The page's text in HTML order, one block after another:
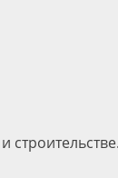
строительстве.